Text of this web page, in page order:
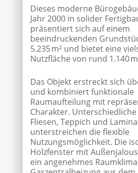
Dieses moderne
Jahr 2000 in solider
präsentiert sich auf einem
beeindruckenden
5.235 m² und bietet eine
Nutzfläche von rund 1.140
Das Objekt erstreckt sich
und kombiniert funktionale
Raumaufteilung mit
Charakter.
Fliesen, Teppich und
unterstreichen die flexible
Nutzungsmöglichkeit. Die
Holzfenster mit
ein angenehmes